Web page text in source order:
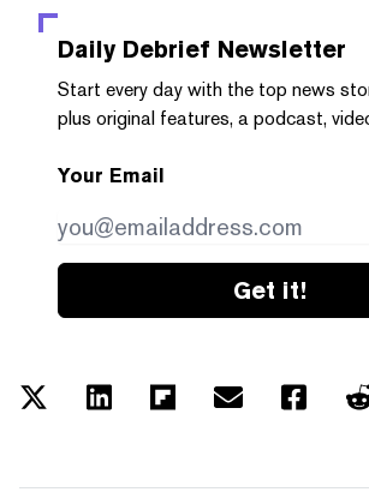
Daily Debrief Newsletter
Start every day with the top news
plus original features, a podcast,
Your Email
Get it!